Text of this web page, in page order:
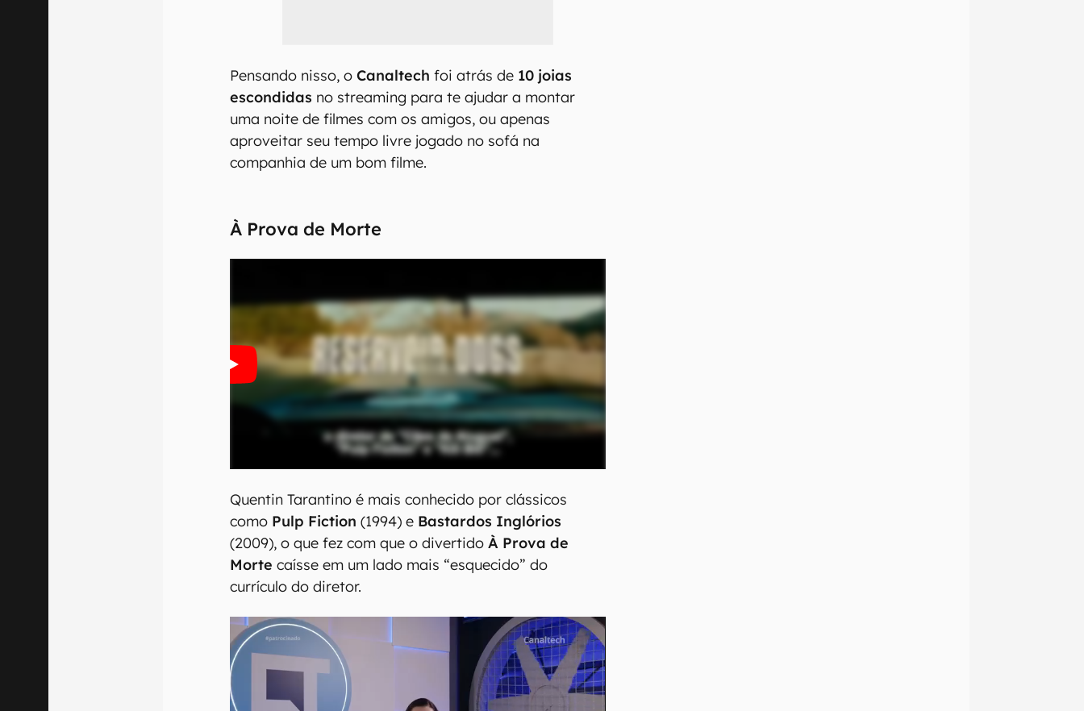
Pensando nisso, oCanaltech foi atrás de 10 joias
escondidas no streaming para te ajudar a montar
uma noite de filmes com os amigos, ou apenas
aproveitar seu tempo livre jogado no sofá na
companhia de um bom filme.
À Prova de Morte
Quentin Tarantino é mais conhecido por clássicos
como Pulp Fiction (1994) e Bastardos Inglórios
(2009), o que fez com que o divertidoÀ Prova de
Morte caísse em um lado mais “esquecido” do
currículo do diretor.